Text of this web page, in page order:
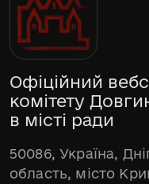
Офіційний
комітету
в місті ради
50086, Україна,
область, місто